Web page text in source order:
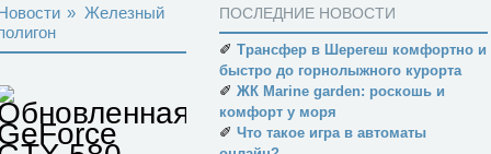
» Железный
ПОСЛЕДНИЕ НОВОСТИ
✐ Трансфер в Шерегеш комфортно и
быстро до горнолыжного курорта
✐ ЖК Marine garden: роскошь и
комфорт у моря
✐ Что такое игра в автоматы